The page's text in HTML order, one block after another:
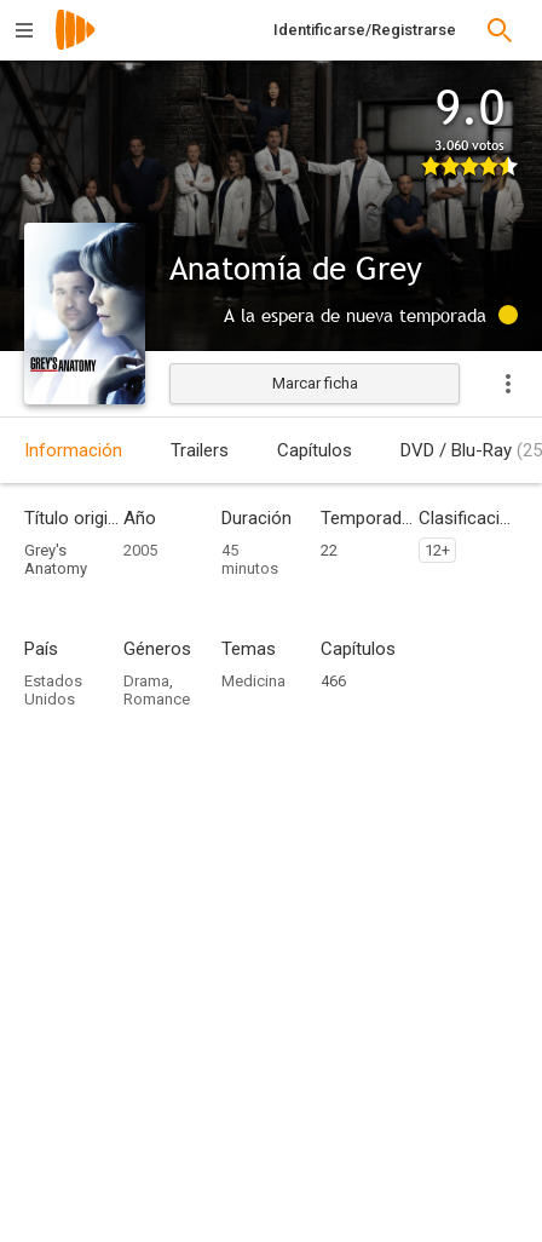
Identificarse/Registrarse
9.0
3.060 votos
Anatomía de Grey
A la espera de nueva temporada
Marcar ficha
Información Trailers Capítulos DVD / Blu-Ray
Título original
Grey's
Anatomy
Año
2005
Duración
45
minutos
Temporadas
22
Clasificación por edades
12+
País
Estados
Unidos
Géneros
Drama,
Romance
Temas
Medicina
Capítulos
466